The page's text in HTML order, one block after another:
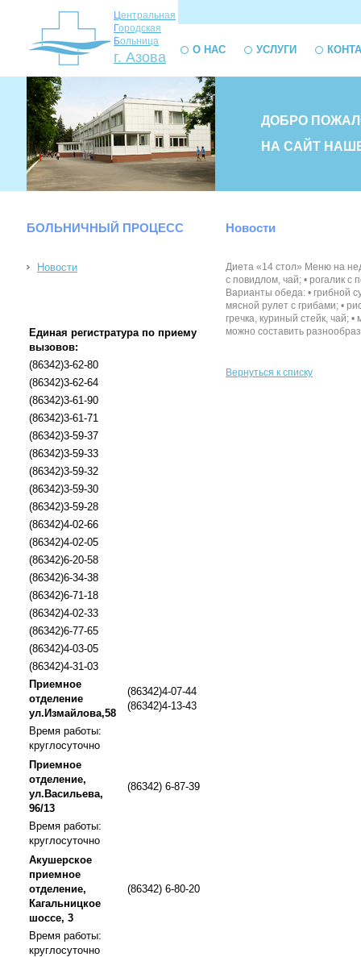
Центральная
Городская
Больница
г. Азова О НАС УСЛУГИ
ДОБРО
НА САЙТ
БОЛЬНИЧНЫЙ ПРОЦЕСС
Новости
Единая регистратура по приему
вызовов:
(86342)3-62-80
(86342)3-62-64
(86342)3-61-90
(86342)3-61-71
(86342)3-59-37
(86342)3-59-33
(86342)3-59-32
(86342)3-59-30
(86342)3-59-28
(86342)4-02-66
(86342)4-02-05
(86342)6-20-58
(86342)6-34-38
(86342)6-71-18
(86342)4-02-33
(86342)6-77-65
(86342)4-03-05
(86342)4-31-03
Приемное
отделение
ул.Измайлова,58
(86342)4-07-44
(86342)4-13-43
Время работы:
круглосуточно
Приемное
отделение,
ул.Васильева,
96/13
(86342) 6-87-39
Время работы:
круглосуточно
Акушерское
приемное
отделение,
Кагальницкое
шоссе, 3
(86342) 6-80-20
Время работы:
круглосуточно
Новости
Диета «14 стол» Меню на
с повидлом, чай; • рогалик с
Варианты обеда: • грибной
мясной рулет с грибами; •
гречка, куриный стейк, чай;
можно составить
Вернуться к списку